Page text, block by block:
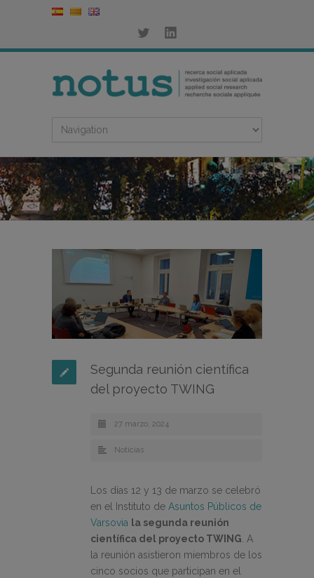
Segunda reunión científica
del proyecto TWING
27 marzo, 2024
Noticias
Los días 12 y 13 de marzo se celebró
en el Instituto de Asuntos Públicos de
Varsovia la segunda reunión
científica del proyecto TWING. A
la reunión asistieron miembros de los
cinco socios que participan en el